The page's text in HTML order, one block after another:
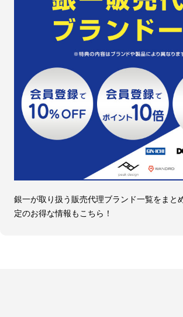
銀一が取り扱う販売代理ブランド一覧をまと
定のお得な情報もこちら！